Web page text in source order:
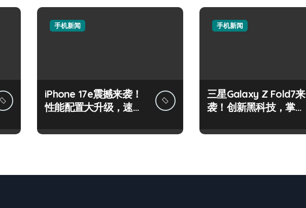
手机新闻
iPhone 17e震撼来袭！
性能配置大升级，速来
手机新闻
三星Galaxy Z Fold7来
袭！创新黑科技，掌中